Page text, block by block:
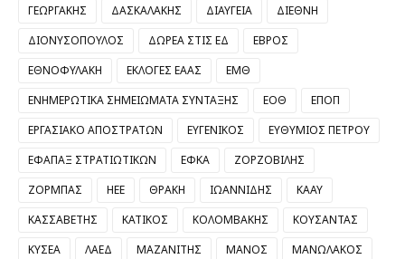
ΓΕΩΡΓΑΚΗΣ
ΔΑΣΚΑΛΑΚΗΣ ΔΙΑΥΓΕΙΑ
ΔΙΕΘΝΗ
ΔΙΟΝΥΣΟΠΟΥΛΟΣ
ΔΩΡΕΑ ΣΤΙΣ ΕΔ
ΕΒΡΟΣ
ΕΘΝΟΦΥΛΑΚΗ
ΕΚΛΟΓΕΣ ΕΑΑΣ
ΕΜΘ
ΕΝΗΜΕΡΩΤΙΚΑ ΣΗΜΕΙΩΜΑΤΑ ΣΥΝΤΑΞΗΣ
ΕΟΘ
ΕΠΟΠ
ΕΡΓΑΣΙΑΚΟ ΑΠΟΣΤΡΑΤΩΝ
ΕΥΓΕΝΙΚΟΣ
ΕΥΘΥΜΙΟΣ ΠΕΤΡΟΥ
ΕΦΑΠΑΞ ΣΤΡΑΤΙΩΤΙΚΩΝ
ΕΦΚΑ
ΖΟΡΖΟΒΙΛΗΣ
ΖΟΡΜΠΑΣ
ΗΕΕ ΘΡΑΚΗ ΙΩΑΝΝΙΔΗΣ
ΚΑΑΥ
ΚΑΣΣΑΒΕΤΗΣ
ΚΑΤΙΚΟΣ ΚΟΛΟΜΒΑΚΗΣ
ΚΟΥΣΑΝΤΑΣ
ΚΥΣΕΑ
ΛΑΕΔ ΜΑΖΑΝΙΤΗΣ ΜΑΝΟΣ
ΜΑΝΩΛΑΚΟΣ